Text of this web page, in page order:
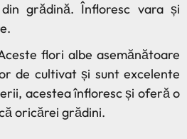
grădină. Înfloresc vara și
flori albe asemănătoare
de cultivat și sunt excelente
acestea înfloresc și oferă o
oricărei grădini.